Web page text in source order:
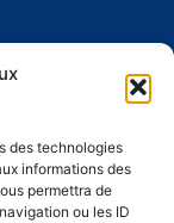
des technologies
informations des
permettra de
ou les ID